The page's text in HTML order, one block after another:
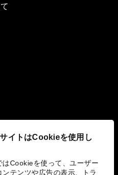
イトはCookieを使用し
はCookieを使って、ユーザー
ンテンツや広告の表示、トラ
み